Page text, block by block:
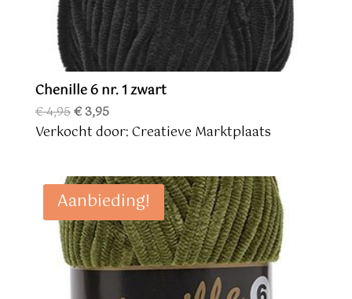
Chenille 6 nr. 1 zwart
€4,95Oorspronkelijke
prijs
€3,95Huidige
prijs
Verkocht door: Creatieve Marktplaats
Aanbieding!